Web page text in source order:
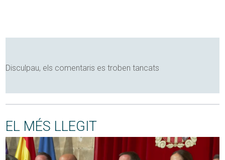
Disculpau, els comentaris es troben tancats
EL MÉS LLEGIT